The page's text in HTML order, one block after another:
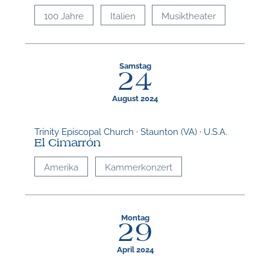
100 Jahre Italien Musiktheater
Samstag
24
August 2024
Trinity Episcopal Church · Staunton (VA) · U.S.A.
El Cimarrón
Amerika Kammerkonzert
Montag
29
April 2024